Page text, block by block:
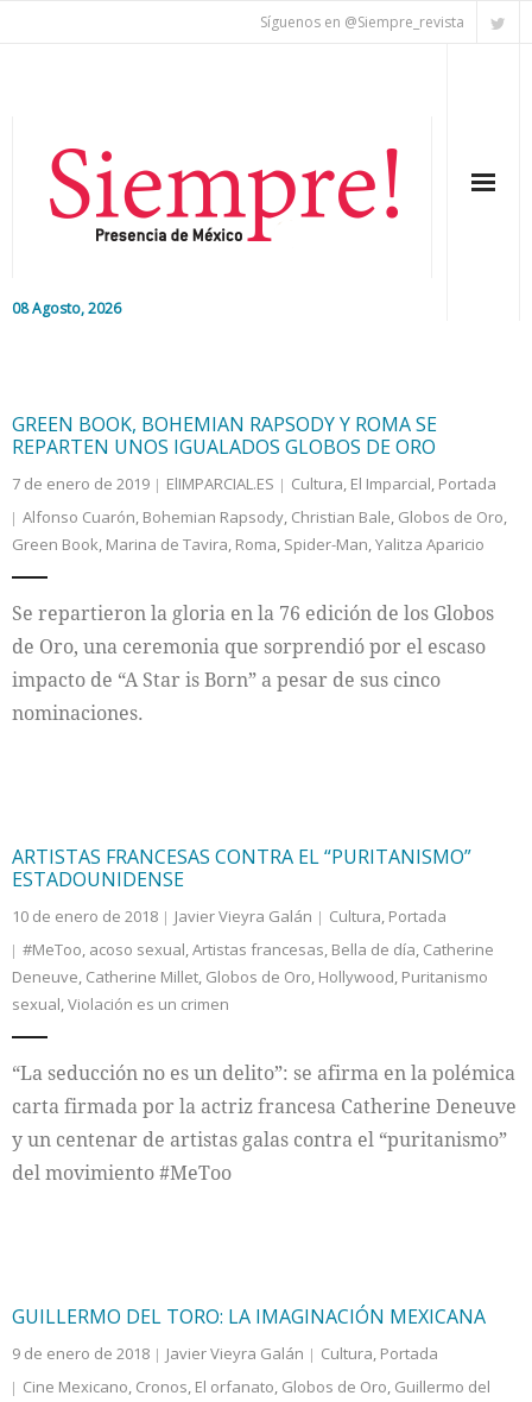
Síguenos en @Siempre_revista
08 Agosto, 2026
Colaboradores
Cultura
GREEN BOOK, BOHEMIAN RAPSODY Y ROMA SE
REPARTEN UNOS IGUALADOS GLOBOS DE ORO
7 de enero de 2019 ElIMPARCIAL.ES Cultura, El Imparcial, Portada
Alfonso Cuarón, Bohemian Rapsody, Christian Bale, Globos de Oro,
Green Book, Marina de Tavira, Roma, Spider-Man,Yalitza Aparicio
Se repartieron la gloria en la 76 edición de los Globos
de Oro, una ceremonia que sorprendió por el escaso
impacto de “A Star is Born” a pesar de sus cinco
nominaciones.
ARTISTAS FRANCESAS CONTRA EL “PURITANISMO”
ESTADOUNIDENSE
10 de enero de 2018 Javier Vieyra Galán Cultura, Portada
#MeToo, acoso sexual,Artistas francesas, Bella de día, Catherine
Deneuve, Catherine Millet, Globos de Oro, Hollywood, Puritanismo
sexual,Violación es un crimen
“La seducción no es un delito”: se afirma en la polémica
carta firmada por la actriz francesa Catherine Deneuve
y un centenar de artistas galas contra el “puritanismo”
del movimiento #MeToo
GUILLERMO DEL TORO: LA IMAGINACIÓN MEXICANA
9 de enero de 2018 Javier Vieyra Galán Cultura, Portada
Cine Mexicano, Cronos, El orfanato, Globos de Oro, Guillermo del